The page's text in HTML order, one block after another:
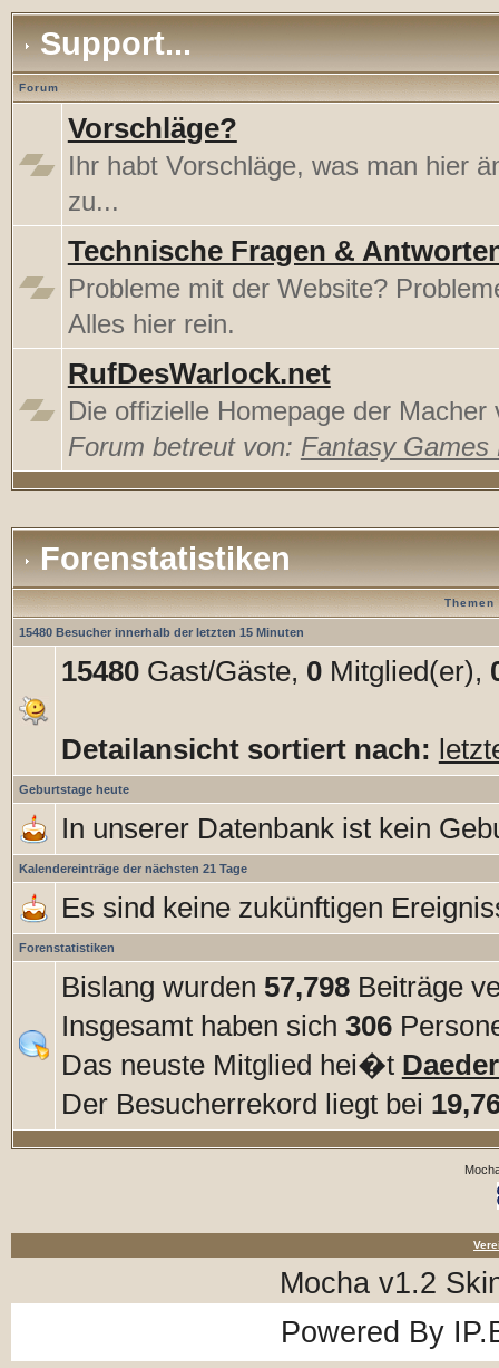
Support...
Forum
Vorschläge?
Ihr habt Vorschläge, was man hier
zu...
Technische Fragen &
Probleme mit der Website?
Alles hier rein.
RufDesWarlock.net
Die offizielle Homepage der Macher
Forum betreut von: Fantasy Games
Forenstatistiken
Themen
15480 Besucher innerhalb der letzten 15 Minuten
15480Gast/Gäste, 0Mitglied(er),
Detailansicht sortiert nach:
Geburtstage heute
In unserer Datenbank ist kein
Kalendereinträge der nächsten 21 Tage
Es sind keine zukünftigen
Forenstatistiken
Bislang wurden 57,798Beiträge
Insgesamt haben sich 306
Das neuste Mitglied hei�t
Der Besucherrekord liegt bei
Mocha v1.2
Powered By